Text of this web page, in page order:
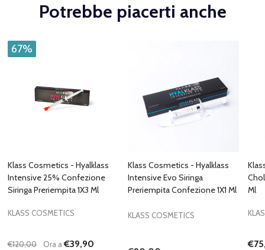
Potrebbe piacerti anche
67%
Klass Cosmetics - Hyalklass
Intensive 25% Confezione
Siringa Preriempita 1X3 Ml
KLASS COSMETICS
€120,00 Ora a€39,90
Klass Cosmetics - Hyalklass
Intensive Evo Siringa
Preriempita Confezione 1X1 Ml
KLASS COSMETICS
Ml